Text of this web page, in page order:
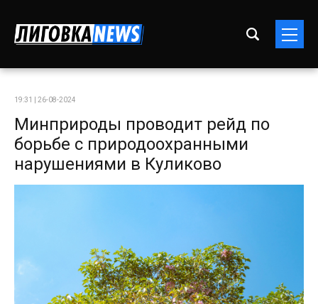
19:31 | 26-08-2024
Минприроды проводит рейд по
борьбе с природоохранными
нарушениями в Куликово